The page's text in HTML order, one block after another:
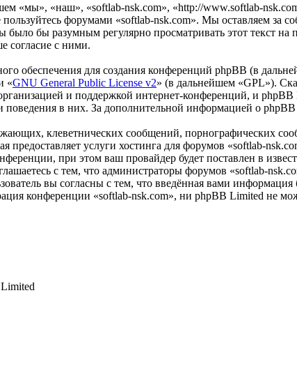
«мы», «наш», «softlab-nsk.com», «http://www.softlab-
форумами «softlab-nsk.com». Мы оставляем за
бы разумным регулярно просматривать этот текст
согласие с ними.
обеспечения для создания конференций phpBB (в
«GNU General Public License v2» (в дальнейшем «GPL»).
и поддержкой интернет-конференций, и
поведения в них. За дополнительной информацией о
клеветнических сообщений, порнографических
предоставляет услуги хостинга для форумов «softlab-
при этом ваш провайдер будет поставлен в
с тем, что администраторы форумов «softlab-
вы согласны с тем, что введённая вами информация
конференции «softlab-nsk.com», ни phpBB Limited не